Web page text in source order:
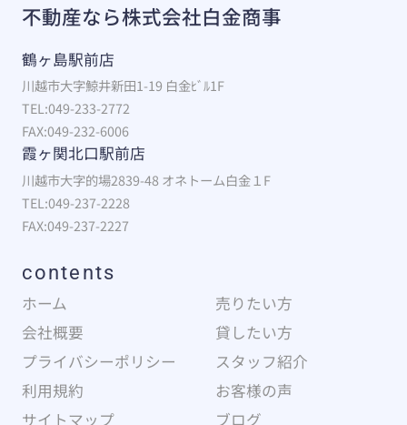
不動産なら株式会社白金商事
鶴ヶ島駅前店
川越市大字鯨井新田1-19 白金ﾋﾞﾙ1F
TEL:049-233-2772
FAX:049-232-6006
霞ヶ関北口駅前店
川越市大字的場2839-48 オネトーム白金１F
TEL:049-237-2228
FAX:049-237-2227
contents
ホーム
売りたい方
会社概要
貸したい方
プライバシーポリシー
スタッフ紹介
利用規約
お客様の声
サイトマップ
ブログ